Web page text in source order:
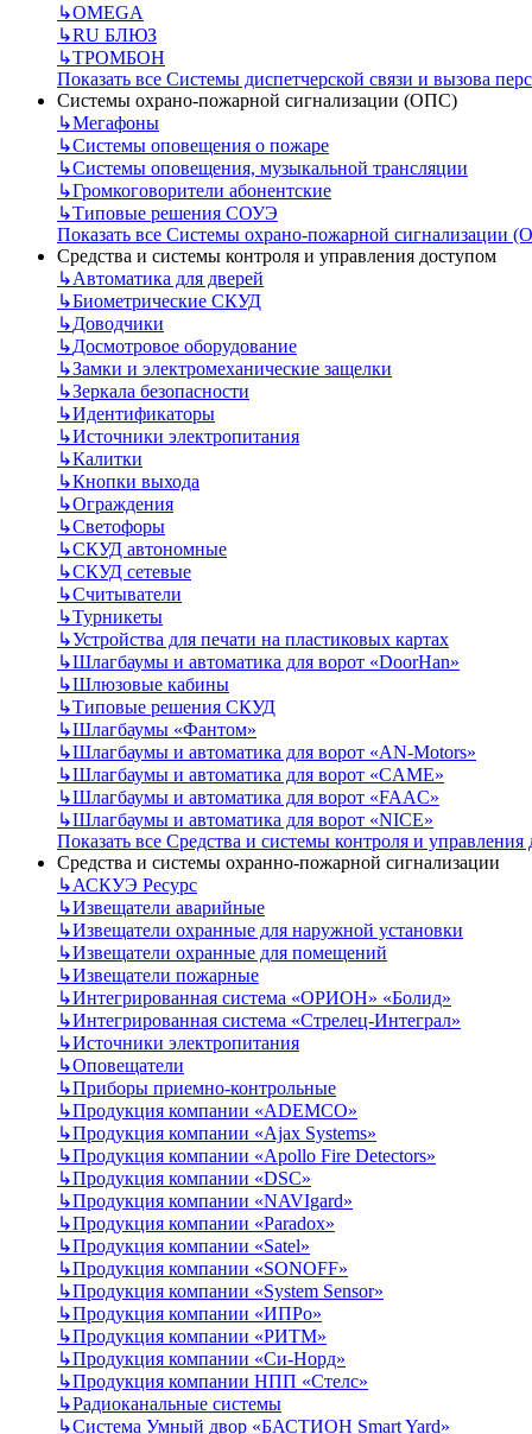
↳OMEGA
↳RU БЛЮЗ
↳ТРОМБОН
Показать все Системы диспетчерской связи и вызова
Системы охрано-пожарной сигнализации (ОПС)
↳Мегафоны
↳Системы оповещения о пожаре
↳Системы оповещения, музыкальной трансляции
↳Громкоговорители абонентские
↳Типовые решения СОУЭ
Показать все Системы охрано-пожарной сигнализации
Средства и системы контроля и управления доступом
↳Автоматика для дверей
↳Биометрические СКУД
↳Доводчики
↳Досмотровое оборудование
↳Замки и электромеханические защелки
↳Зеркала безопасности
↳Идентификаторы
↳Источники электропитания
↳Калитки
↳Кнопки выхода
↳Ограждения
↳Светофоры
↳СКУД автономные
↳СКУД сетевые
↳Считыватели
↳Турникеты
↳Устройства для печати на пластиковых картах
↳Шлагбаумы и автоматика для ворот «DoorHan»
↳Шлюзовые кабины
↳Типовые решения СКУД
↳Шлагбаумы «Фантом»
↳Шлагбаумы и автоматика для ворот «AN-Motors»
↳Шлагбаумы и автоматика для ворот «CAME»
↳Шлагбаумы и автоматика для ворот «FAAC»
↳Шлагбаумы и автоматика для ворот «NICE»
Показать все Средства и системы контроля и управления
Средства и системы охранно-пожарной сигнализации
↳АСКУЭ Ресурс
↳Извещатели аварийные
↳Извещатели охранные для наружной установки
↳Извещатели охранные для помещений
↳Извещатели пожарные
↳Интегрированная система «ОРИОН» «Болид»
↳Интегрированная система «Стрелец-Интеграл»
↳Источники электропитания
↳Оповещатели
↳Приборы приемно-контрольные
↳Продукция компании «ADEMCO»
↳Продукция компании «Ajax Systems»
↳Продукция компании «Apollo Fire Detectors»
↳Продукция компании «DSC»
↳Продукция компании «NAVIgard»
↳Продукция компании «Paradox»
↳Продукция компании «Satel»
↳Продукция компании «SONOFF»
↳Продукция компании «System Sensor»
↳Продукция компании «ИПРо»
↳Продукция компании «РИТМ»
↳Продукция компании «Си-Норд»
↳Продукция компании НПП «Стелс»
↳Радиоканальные системы
↳Система Умный двор «БАСТИОН Smart Yard»